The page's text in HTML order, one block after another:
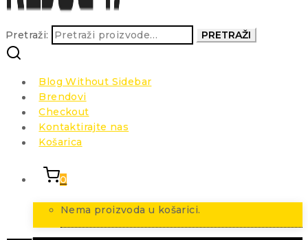
Pretraži: PRETRAŽI
Blog Without Sidebar
Brendovi
Checkout
Kontaktirajte nas
Košarica
0
Nema proizvoda u košarici.